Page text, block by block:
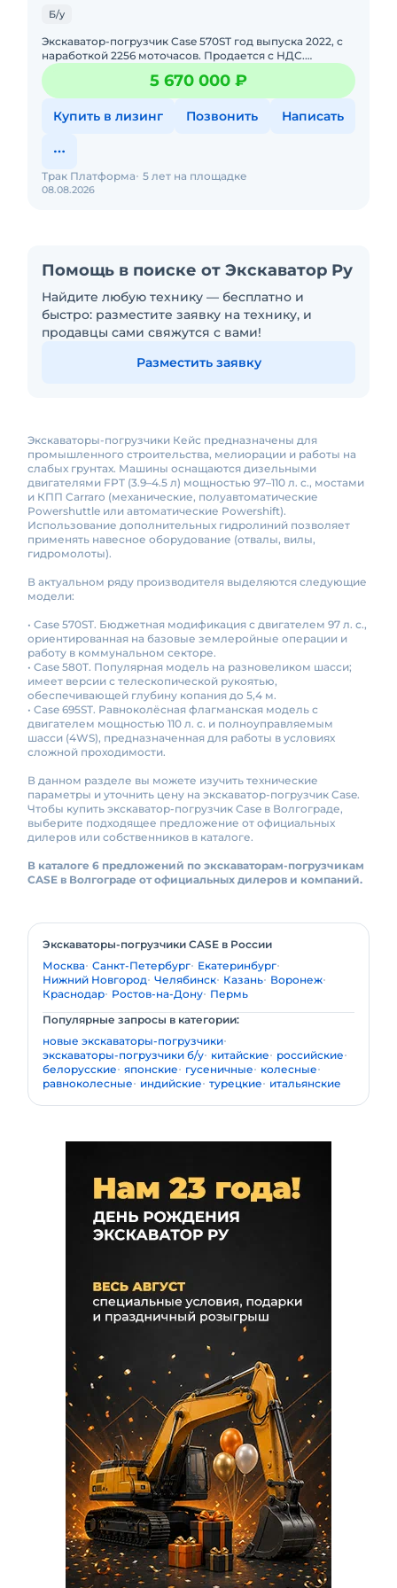
Б/у
Экскаватор-погрузчик Case 570ST год выпуска 2022, с
наработкой 2256 моточасов. Продается с НДС.
Юридическая чистота сделки. Возможно оформить в
кредит/лизинг. Т
5 670 000 ₽
Купить в лизинг Позвонить Написать
08.08.2026
Трак Платформа 5 лет на площадке
Помощь в поиске от Экскаватор Ру
Найдите любую технику — бесплатно и
быстро: разместите заявку на технику, и
продавцы сами свяжутся с вами!
Разместить заявку
Экскаваторы-погрузчики Кейс предназначены для
промышленного строительства, мелиорации и работы на
слабых грунтах. Машины оснащаются дизельными
двигателями FPT (3.9–4.5 л) мощностью 97–110 л. с., мостами
и КПП Carraro (механические, полуавтоматические
Powershuttle или автоматические Powershift).
Использование дополнительных гидролиний позволяет
применять навесное оборудование (отвалы, вилы,
гидромолоты).
В актуальном ряду производителя выделяются следующие
модели:
• Case 570ST. Бюджетная модификация с двигателем 97 л. с.,
ориентированная на базовые землеройные операции и
работу в коммунальном секторе.
• Case 580T. Популярная модель на разновеликом шасси;
имеет версии с телескопической рукоятью,
обеспечивающей глубину копания до 5,4 м.
• Case 695ST. Равноколёсная флагманская модель с
двигателем мощностью 110 л. с. и полноуправляемым
шасси (4WS), предназначенная для работы в условиях
сложной проходимости.
В данном разделе вы можете изучить технические
параметры и уточнить цену на экскаватор-погрузчик Case.
Чтобы купить экскаватор-погрузчик Case в Волгограде,
выберите подходящее предложение от официальных
дилеров или собственников в каталоге.
В каталоге 6 предложений по экскаваторам-погрузчикам
CASE в Волгограде от официальных дилеров и компаний.
Экскаваторы-погрузчики CASE в России
Москва Санкт-Петербург Екатеринбург
Нижний Новгород Челябинск Казань Воронеж
Краснодар Ростов-на-Дону Пермь
Популярные запросы в категории:
новые экскаваторы-погрузчики
экскаваторы-погрузчики б/у китайские
российские
белорусские японские гусеничные
колесные
равноколесные
индийские турецкие итальянские